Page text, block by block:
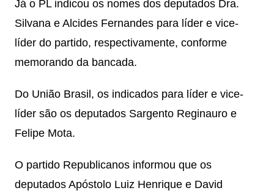
Já o PL indicou os nomes dos deputados Dra.
Silvana e Alcides Fernandes para líder e vice-
líder do partido, respectivamente, conforme
memorando da bancada.
Do União Brasil, os indicados para líder e vice-
líder são os deputados Sargento Reginauro e
Felipe Mota.
O partido Republicanos informou que os
deputados Apóstolo Luiz Henrique e David